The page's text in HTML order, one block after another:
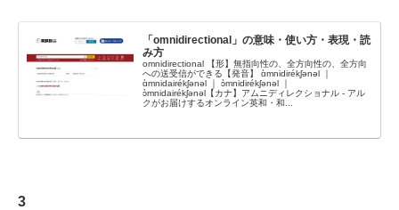
「omnidirectional」の意味・使い方・表現・読
み方
omnidirectional 【形】無指向性の、全方向性の、全方向
への送受信ができる【発音】 ɑ̀mnidirékʃənəl ｜
ɑ̀mnidairékʃənəl ｜ ɔ̀mnidirékʃənəl ｜
ɔ̀mnidairékʃənəl【カナ】アムニディレクショナル - アル
クがお届けするオンライン英和・和...
3